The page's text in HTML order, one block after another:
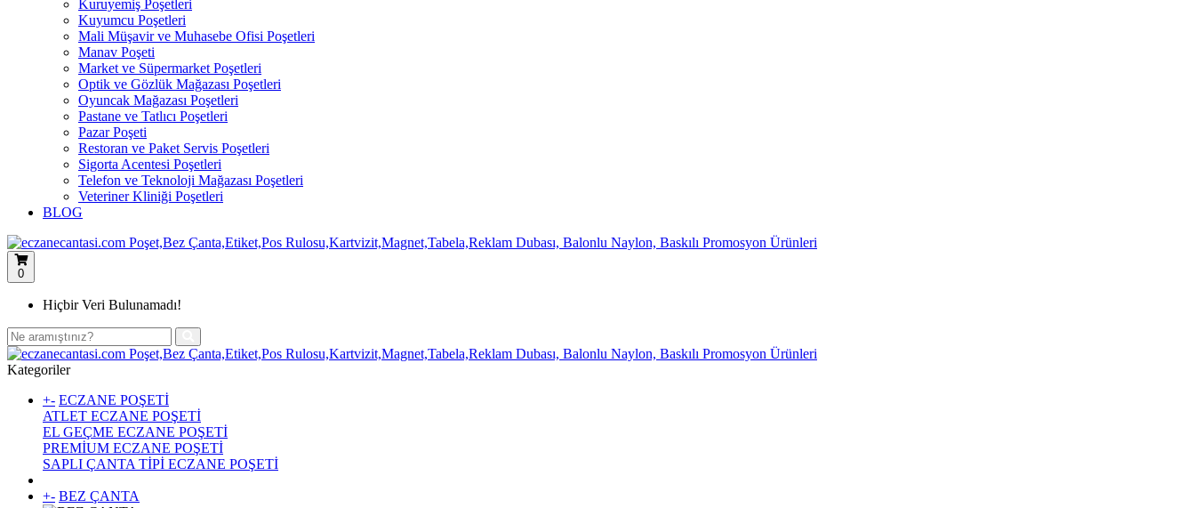
Kuruyemiş Poşetleri
Kuyumcu Poşetleri
Mali Müşavir ve Muhasebe Ofisi Poşetleri
Manav Poşeti
Market ve Süpermarket Poşetleri
Optik ve Gözlük Mağazası Poşetleri
Oyuncak Mağazası Poşetleri
Pastane ve Tatlıcı Poşetleri
Pazar Poşeti
Restoran ve Paket Servis Poşetleri
Sigorta Acentesi Poşetleri
Telefon ve Teknoloji Mağazası Poşetleri
Veteriner Kliniği Poşetleri
BLOG
0
Hiçbir Veri Bulunamadı!
Kategoriler
+- ECZANE POŞETİ
ATLET ECZANE POŞETİ
EL GEÇME ECZANE POŞETİ
PREMİUM ECZANE POŞETİ
SAPLI ÇANTA TİPİ ECZANE POŞETİ
+- BEZ ÇANTA